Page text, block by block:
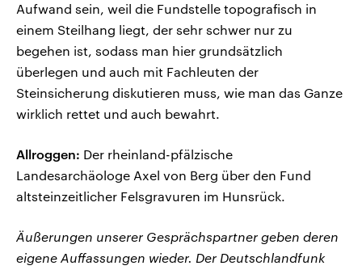
Aufwand sein, weil die Fundstelle topografisch in
einem Steilhang liegt, der sehr schwer nur zu
begehen ist, sodass man hier grundsätzlich
überlegen und auch mit Fachleuten der
Steinsicherung diskutieren muss, wie man das Ganze
wirklich rettet und auch bewahrt.
Allroggen: Der rheinland-pfälzische
Landesarchäologe Axel von Berg über den Fund
altsteinzeitlicher Felsgravuren im Hunsrück.
Äußerungen unserer Gesprächspartner geben deren
eigene Auffassungen wieder. Der Deutschlandfunk